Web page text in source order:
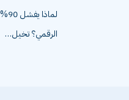
الرقمي؟ تخيل…